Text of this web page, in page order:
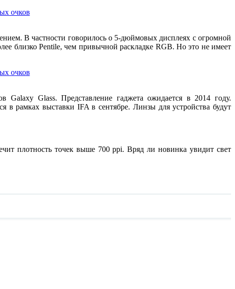
В частности говорилось о 5-дюймовых дисплеях с огромной
близко Pentile, чем привычной раскладке RGB. Но это не имеет
Galaxy Glass. Представление гаджета ожидается в 2014 году.
в рамках выставки IFA в сентябре. Линзы для устройства будут
плотность точек выше 700 ppi. Вряд ли новинка увидит свет